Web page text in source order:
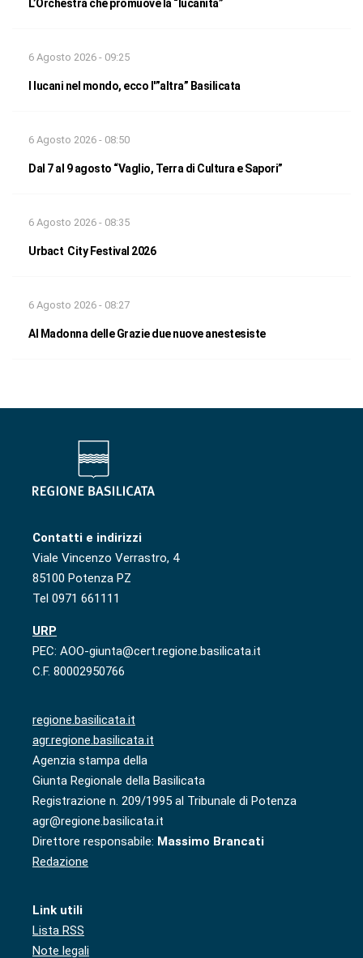
L’Orchestra che promuove la “lucanità”
6 Agosto 2026 - 09:25
I lucani nel mondo, ecco l'”altra” Basilicata
6 Agosto 2026 - 08:50
Dal 7 al 9 agosto “Vaglio, Terra di Cultura e Sapori”
6 Agosto 2026 - 08:35
Urbact City Festival 2026
6 Agosto 2026 - 08:27
Al Madonna delle Grazie due nuove anestesiste
Contatti e indirizzi
Viale Vincenzo Verrastro, 4
85100 Potenza PZ
Tel 0971 661111
URP
PEC: AOO-giunta@cert.regione.basilicata.it
C.F. 80002950766
regione.basilicata.it
agr.regione.basilicata.it
Agenzia stampa della
Giunta Regionale della Basilicata
Registrazione n. 209/1995 al Tribunale di Potenza
agr@regione.basilicata.it
Direttore responsabile: Massimo Brancati
Redazione
Link utili
Lista RSS
Note legali